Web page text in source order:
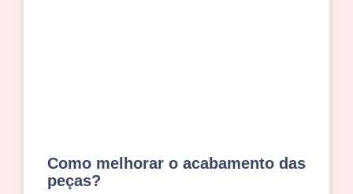
Como melhorar o acabamento das
peças?